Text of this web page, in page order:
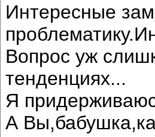
Интересные
Вопрос уж
тенденциях...
Я
А